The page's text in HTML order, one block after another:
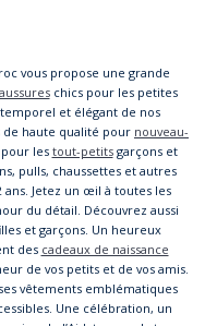
vous propose une grande
chics pour les petites
et élégant de nos
de haute qualité pour nouveau-
les tout-petitsgarçons et
pulls, chaussettes et autres
ans. Jetez un œil à toutes les
du détail. Découvrez aussi
et garçons. Un heureux
des cadeaux de naissance
de vos petits et de vos amis.
vêtements emblématiques
Une célébration, un